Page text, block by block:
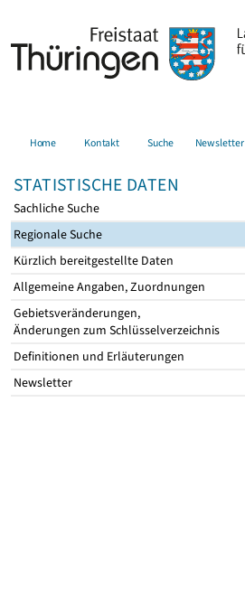
Home Kontakt Suche Newsletter
STATISTISCHE DATEN
Sachliche Suche
Regionale Suche
Kürzlich bereitgestellte Daten
Allgemeine Angaben, Zuordnungen
Gebietsveränderungen,
Änderungen zum Schlüsselverzeichnis
Definitionen und Erläuterungen
Newsletter